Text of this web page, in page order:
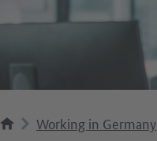
Working in Germany